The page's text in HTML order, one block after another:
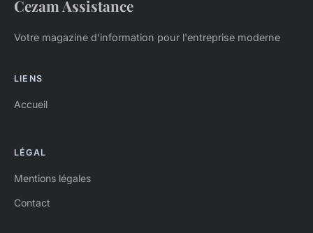
Cezam Assistance
Votre magazine d'information pour l'entreprise moderne
LIENS
Accueil
LÉGAL
Mentions légales
Contact